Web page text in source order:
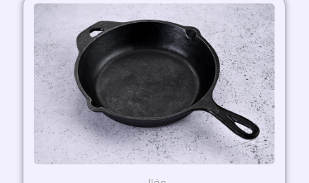
السعر
الأصلي
هو:
1.450,00 EGP.
السعر
الحالي
هو:
1.232,50 EGP.